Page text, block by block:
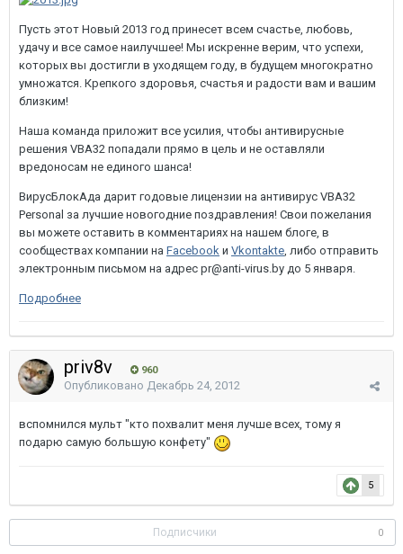
Пусть этот Новый 2013 год принесет всем счастье, любовь,
удачу и все самое наилучшее! Мы искренне верим, что успехи,
которых вы достигли в уходящем году, в будущем многократно
умножатся. Крепкого здоровья, счастья и радости вам и вашим
близким!
Наша команда приложит все усилия, чтобы антивирусные
решения VBA32 попадали прямо в цель и не оставляли
вредоносам не единого шанса!
ВирусБлокАда дарит годовые лицензии на антивирус VBA32
Personal за лучшие новогодние поздравления! Свои пожелания
вы можете оставить в комментариях на нашем блоге, в
сообществах компании на Facebook и Vkontakte , либо отправить
электронным письмом на адрес pr@anti-virus.by до 5 января.
Подробнее
priv8v 960
Опубликовано Декабрь 24, 2012
вспомнился мульт "кто похвалит меня лучше всех, тому я
подарю самую большую конфету"
5
Подписчики 0